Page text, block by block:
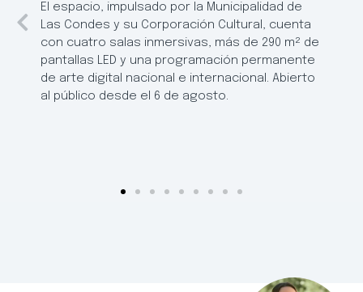
El espacio, impulsado por la Municipalidad de
Las Condes y su Corporación Cultural, cuenta
con cuatro salas inmersivas, más de 290 m² de
pantallas LED y una programación permanente
de arte digital nacional e internacional. Abierto
al público desde el 6 de agosto.